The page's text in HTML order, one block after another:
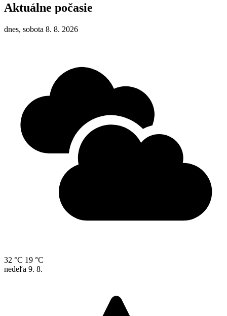
Aktuálne počasie
dnes, sobota 8. 8. 2026
32 °C 19 °C
nedeľa 9. 8.